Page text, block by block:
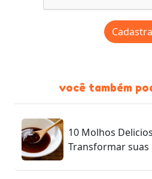
você também
10 Molhos
Transformar suas